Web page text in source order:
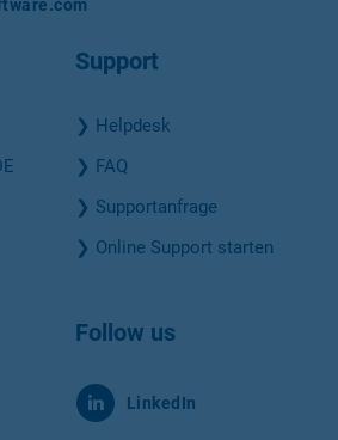
Support
❯ Helpdesk
❯ FAQ
❯ Supportanfrage
❯ Online Support starten
Follow us
LinkedIn